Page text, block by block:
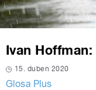
Ivan
15. duben 2020
Glosa Plus